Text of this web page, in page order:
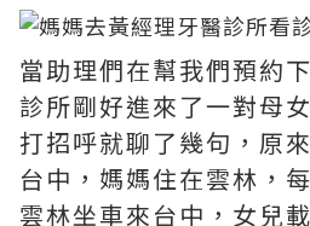
當助理們在幫我們預約
診所剛好進來了一對母
打招呼就聊了幾句，原
台中，媽媽住在雲林，
雲林坐車來台中，女兒